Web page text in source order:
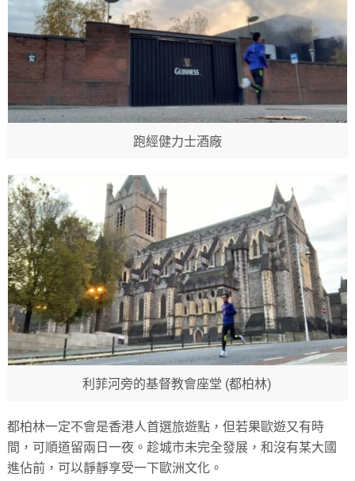
跑經健力士酒廠
利菲河旁的基督教會座堂 (都柏林)
都柏林一定不會是香港人首選旅遊點，但若果歐遊又有時
間，可順道留兩日一夜。趁城市未完全發展，和沒有某大國
進佔前，可以靜靜享受一下歐洲文化。